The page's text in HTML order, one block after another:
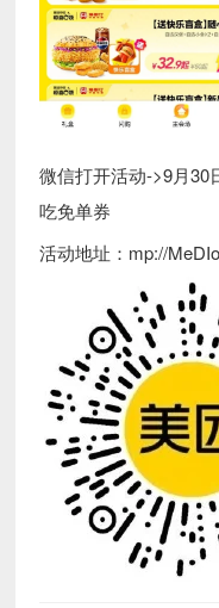
微信打开活动->9月30
吃免单券
活动地址：mp://